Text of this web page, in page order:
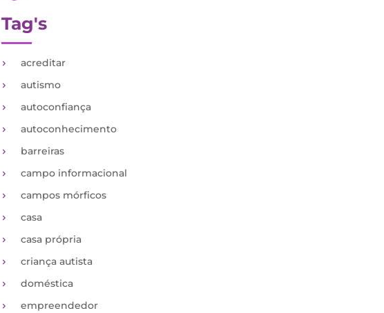
Tag's
acreditar
autismo
autoconfiança
autoconhecimento
barreiras
campo informacional
campos mórficos
casa
casa própria
criança autista
doméstica
empreendedor